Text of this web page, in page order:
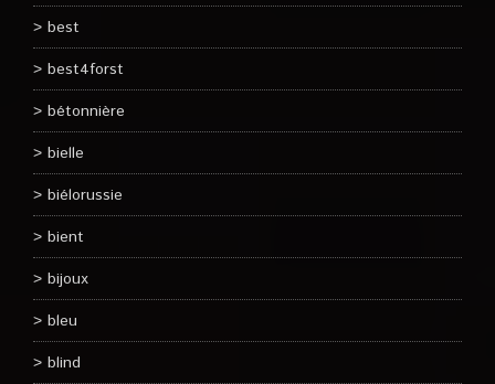
best
best4forst
bétonnière
bielle
biélorussie
bient
bijoux
bleu
blind